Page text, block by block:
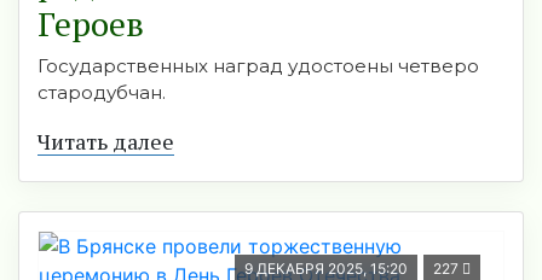
Героев
Государственных наград удостоены четверо
стародубчан.
Читать далее
9 ДЕКАБРЯ 2025, 15:20 227